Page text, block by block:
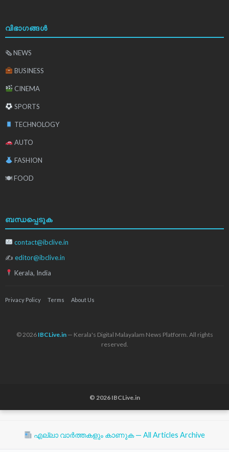
വിഭാഗങ്ങൾ
🗞 NEWS
BUSINESS
CINEMA
SPORTS
TECHNOLOGY
AUTO
FASHION
🍽 FOOD
ബന്ധപ്പെടുക
contact@ibclive.in
✍ editor@ibclive.in
Kerala, India
Privacy Policy Terms About Us
© 2026 IBCLive.in— Kerala's Digital Malayalam News Platform. All rights
reserved.
© 2026 IBCLive.in
എല്ലാ വാർത്തകളും കാണുക — All Articles Archive